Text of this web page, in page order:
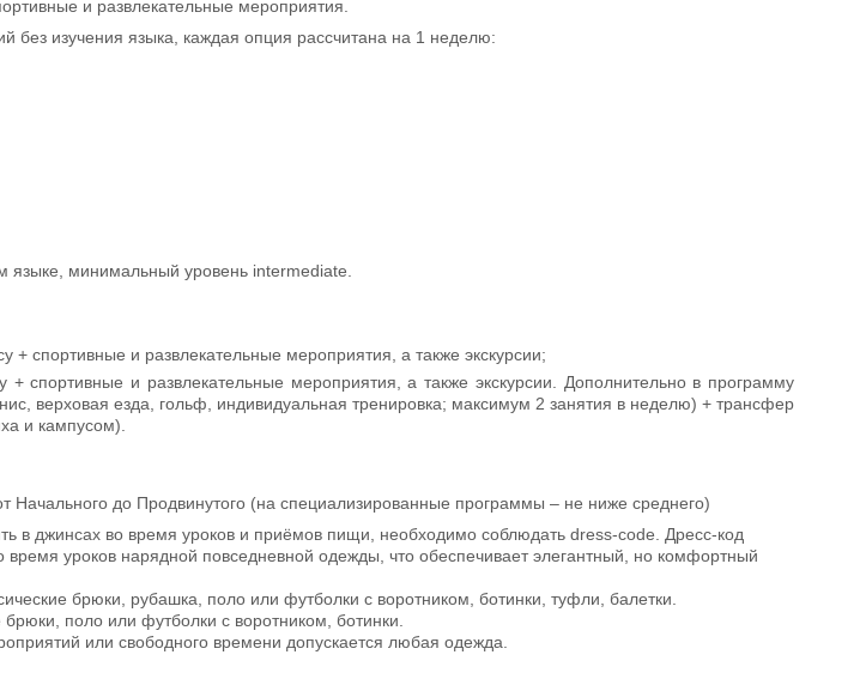
и развлекательные мероприятия.
без изучения языка, каждая опция рассчитана на 1 неделю:
языке, минимальный уровень intermediate.
+ спортивные и развлекательные мероприятия, а также экскурсии;
+ спортивные и развлекательные мероприятия, а также экскурсии. Дополнительно в программу
верховая езда, гольф, индивидуальная тренировка; максимум 2 занятия в неделю) + трансфер
и кампусом).
Начального до Продвинутого (на специализированные программы – не ниже среднего)
в джинсах во время уроков и приёмов пищи, необходимо соблюдать dress-code. Дресс-код
время уроков нарядной повседневной одежды, что обеспечивает элегантный, но комфортный
брюки, рубашка, поло или футболки с воротником, ботинки, туфли, балетки.
брюки, поло или футболки с воротником, ботинки.
или свободного времени допускается любая одежда.